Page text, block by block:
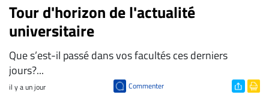
Tour d'horizon de l'actualité
universitaire
Que s’est-il passé dans vos facultés ces derniers
jours?...
il y a un jour Commenter